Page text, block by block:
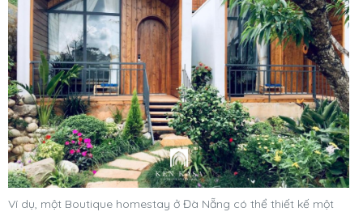
Ví dụ, một Boutique homestay ở Đà Nẵng có thể thiết kế một